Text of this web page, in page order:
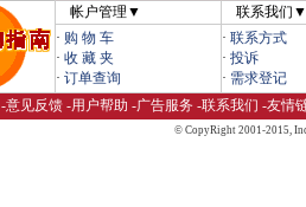
帐户管理▼
联系我们▼
· 购 物 车
· 收 藏 夹
· 订单查询
· 联系方式
· 投诉
· 需求登记
-意见反馈 -用户帮助 -广告服务 -联系我们 -友情
© CopyRight 2001-2015,